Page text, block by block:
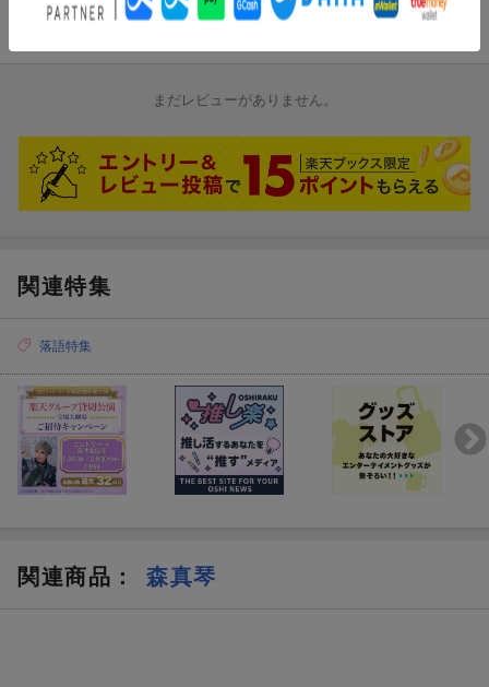
まだレビューがありません。
関連特集
落語特集
関連商品 ： 森真琴